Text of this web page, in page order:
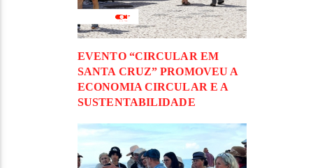
EVENTO “CIRCULAR EM
SANTA CRUZ” PROMOVEU A
ECONOMIA CIRCULAR E A
SUSTENTABILIDADE